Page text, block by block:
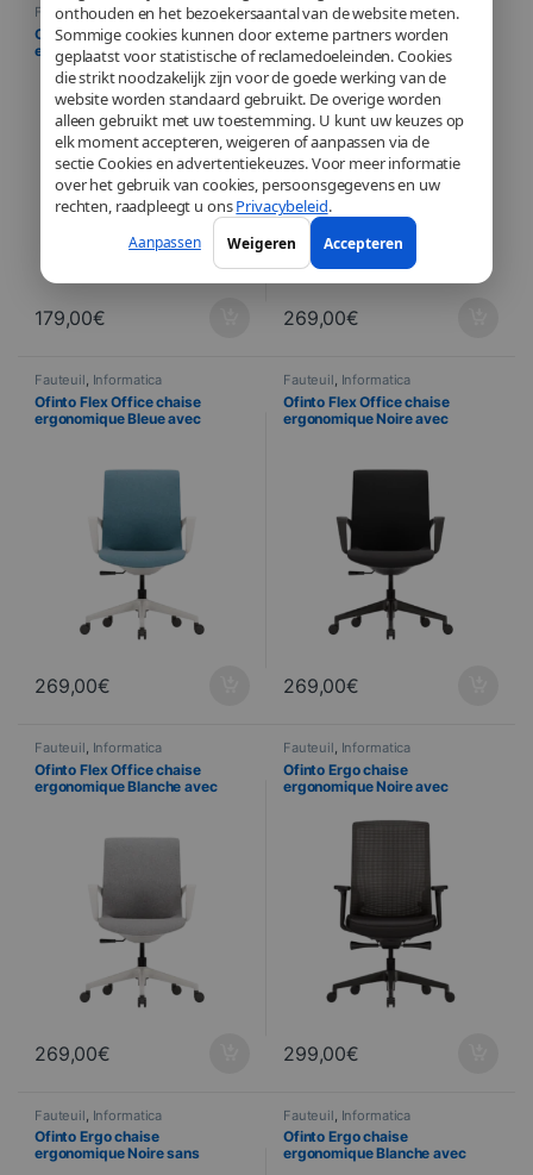
onthouden en het bezoekersaantal van de website meten.
Sommige cookies kunnen door externe partners worden
geplaatst voor statistische of reclamedoeleinden. Cookies
die strikt noodzakelijk zijn voor de goede werking van de
website worden standaard gebruikt. De overige worden
alleen gebruikt met uw toestemming. U kunt uw keuzes op
elk moment accepteren, weigeren of aanpassen via de
sectie Cookies en advertentiekeuzes. Voor meer informatie
over het gebruik van cookies, persoonsgegevens en uw
rechten, raadpleegt u onsPrivacybeleid.
Aanpassen Weigeren Accepteren
Fauteuil,Informatica
Ofinto Move tabouret
ergonomique Blanc – Assise
active 360° réglable
179,00€
Fauteuil,Informatica
Ofinto Flex Office chaise
ergonomique Verte avec
accoudoirs – Design moderne
269,00€
Fauteuil, Informatica
Ofinto Flex Office chaise
ergonomique Bleue avec
269,00€
Fauteuil, Informatica
Ofinto Flex Office chaise
ergonomique Noire avec
269,00€
Fauteuil, Informatica
Ofinto Flex Office chaise
ergonomique Blanche avec
269,00€
Fauteuil, Informatica
Ofinto Ergo chaise
ergonomique Noire avec
299,00€
Fauteuil Informatica
Ofinto Ergo chaise
ergonomique Noire sans
Fauteuil Informatica
Ofinto Ergo chaise
ergonomique Blanche avec